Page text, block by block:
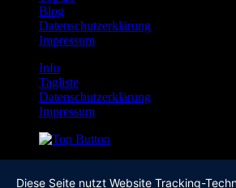
Blog
Datenschutzerklärung
Impressum
Info
Tagliste
Datenschutzerklärung
Impressum
Diese Seite nutzt Website Tracking-